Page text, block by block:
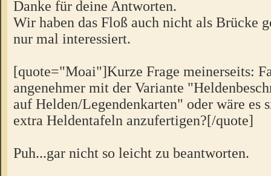
Danke für deine Antworten.
Wir haben das Floß auch nicht als Brücke
nur mal interessiert.
[quote="Moai"]Kurze Frage meinerseits:
angenehmer mit der Variante
auf Helden/Legendenkarten" oder wäre es
extra Heldentafeln anzufertigen?[/quote]
Puh...gar nicht so leicht zu beantworten.